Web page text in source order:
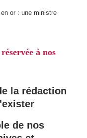
or : une ministre
à nos
la rédaction
de nos